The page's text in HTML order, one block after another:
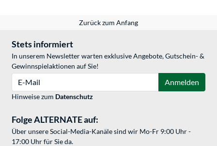
Zurück zum Anfang
Stets informiert
In unserem Newsletter warten exklusive Angebote, Gutschein- &
Gewinnspielaktionen auf Sie!
Anmelden
Hinweise zum Datenschutz
Folge ALTERNATE auf:
Über unsere Social-Media-Kanäle sind wir Mo-Fr 9:00 Uhr -
17:00 Uhr für Sie da.